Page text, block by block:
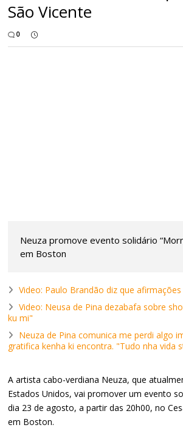
São Vicente
0
Neuza promove evento solidário
em Boston
Video: Paulo Brandão diz que
Video: Neusa de Pina dezabafa sobre
ku mi"
Neuza de Pina comunica me perdi algo
gratifica kenha ki encontra. "Tudo nha vida
A artista cabo-verdiana Neuza, que
Estados Unidos, vai promover um evento
dia 23 de agosto, a partir das 20h00, no
em Boston.